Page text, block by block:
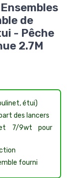
de
- Pêche
2.7M
étui)
des lancers
7/9wt pour
fourni